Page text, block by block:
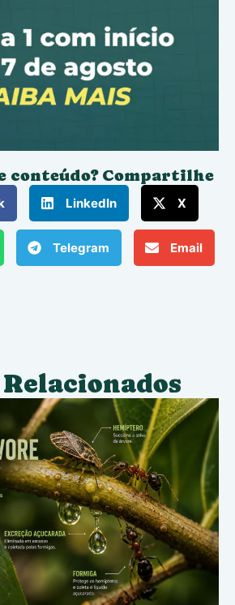
conteúdo? Compartilhe
LinkedIn X
Telegram Email